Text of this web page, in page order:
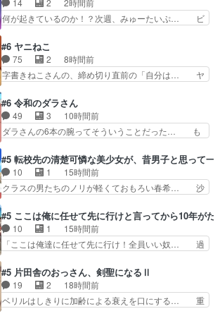
の加護は強かった(それ… 最後まで面白かった
な。キレイに終わったか…
14 2
2時間前
何が起きているのか！？次週、みゅーたいぷ… ビ
たい気持ちはあるでも、それだけじゃど… あられ
等の学校へ転校してきた律の歓迎会が… そろそろ
解散イベント発生かなっと思ったけ… ようやくバ
ンドの中での深い対話やそこから… ああいうのま
め動画って言うんですか？あ… トンデモ展開（い
や元からだけど！）になり… ユノは海鈴のような
傭兵タイプで人間関係の…
#6 ヤニねこ
75 2
8時間前
字書きねこさんの、締め切り直前の「自分は… ヤ
ねこ回等、ｽﾄｰﾘｰのﾁｮｲｽは良く… アルねこが酔っ
払って湘南をうろうろしてた… 最後のシーン脳内
で若者のすべてが流れまし… 安定の1位ヤク2位
カンサイ3位アル。新登… （少なくとも漫画のア
仕掛けたのは迎えに… アルネコ大家とヤクが軽ト
ラで回収してやる… 珍しく綺麗なシーン多かった
な。派遣獣人ト…
#6 令和のダラさん
49 3
10時間前
ダラさんの6本の腕ってそういうことだった… も
去回想①』しっかり男の子系趣味の薫◎… ガンバ
ルゼーのOPを本気で作るんじゃねぇ… 日向と薫
は親戚の新田家のところに訪れ最初… おぉ、ビー
ム打った！ダラさんも紋をコピー… ゲッターとい
たけど薫くんビームが出した… ６話は土地神の話
し。ダラさん祟り神なのに… ダラさんの６話ED
面白すぎる。ってか、こ…
#5 転校先の清楚可憐な美少女が、昔男子と思って一
10 1
15時間前
クラスの男たちのノリが軽くておもろい春希… 沙
もちゃんが透けブラしててびっくりして… レベル
のキャラが登場。相変わらず顔や体の… 隼人が春
希の級友を巻き込んだイジりに動じ… 第５話を
U-NEXTで視聴しました。視聴… ラブコメで天然
す隼人を見てなぜか不安に… 無理なダイエットは
禁物だけど、なかなか結… 「これからもお手入
れ、がんばりゅ」ありが…
#5 ここは俺に任せて先に行けと言ってから10年が
10 1
15時間前
「ここは俺達に任せて先に行け！全員いい奴… 過
鈴奈（@0suzuna0）が【マリー… 村ごと乗っ取
られてたら流石に気付かないか… 《漫画版少し読
んだことある》エリックとゴ… ロックは敵に容赦
無くブスっといくから気持… 勇者パーティー再結
#5 片田舎のおっさん、剣聖になるⅡ
19 2
18時間前
ベリルはしきりに加齢による衰えを口にする… 重